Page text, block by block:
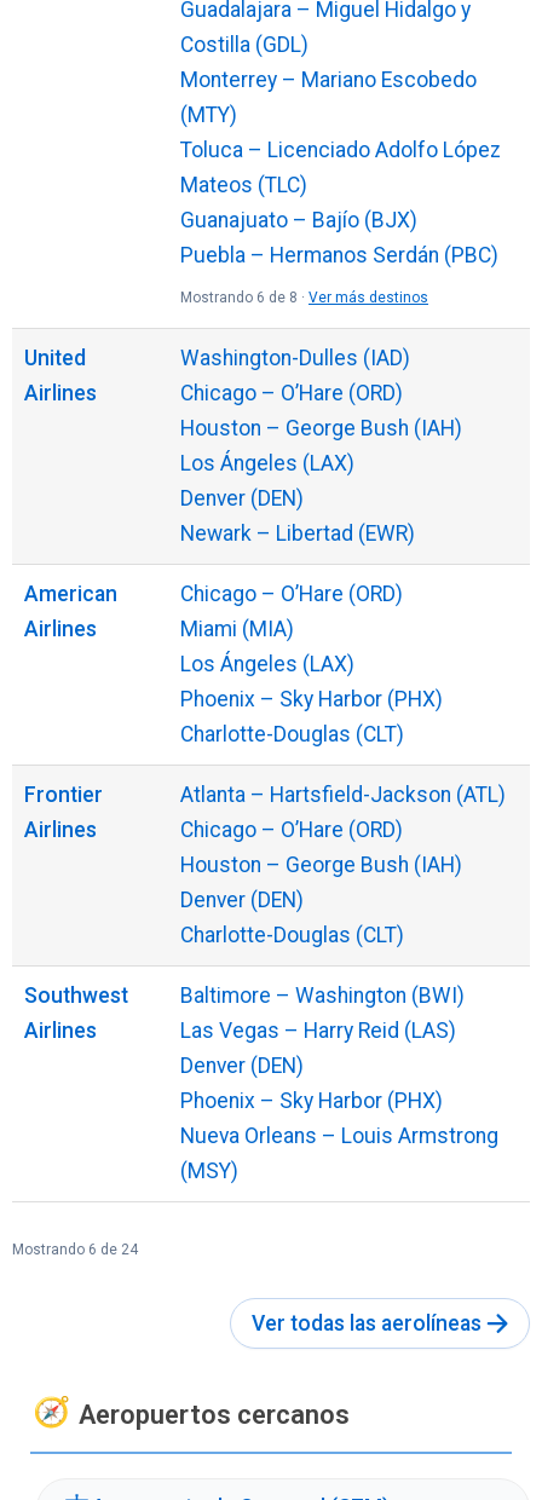
Guadalajara – Miguel Hidalgo y
Costilla (GDL)
Monterrey – Mariano Escobedo
(MTY)
Toluca – Licenciado Adolfo López
Mateos (TLC)
Guanajuato – Bajío (BJX)
Puebla – Hermanos Serdán (PBC)
Mostrando 6 de 8 · Ver más destinos
United
Airlines
Washington-Dulles (IAD)
Chicago – O’Hare (ORD)
Houston – George Bush (IAH)
Los Ángeles (LAX)
Denver (DEN)
Newark – Libertad (EWR)
American
Airlines
Chicago – O’Hare (ORD)
Miami (MIA)
Los Ángeles (LAX)
Phoenix – Sky Harbor (PHX)
Charlotte-Douglas (CLT)
Frontier
Airlines
Atlanta – Hartsfield-Jackson (ATL)
Chicago – O’Hare (ORD)
Houston – George Bush (IAH)
Denver (DEN)
Charlotte-Douglas (CLT)
Southwest
Airlines
Baltimore – Washington (BWI)
Las Vegas – Harry Reid (LAS)
Denver (DEN)
Phoenix – Sky Harbor (PHX)
Nueva Orleans – Louis Armstrong
(MSY)
Mostrando 6 de 24
Ver todas las aerolíneas
Aeropuertos cercanos